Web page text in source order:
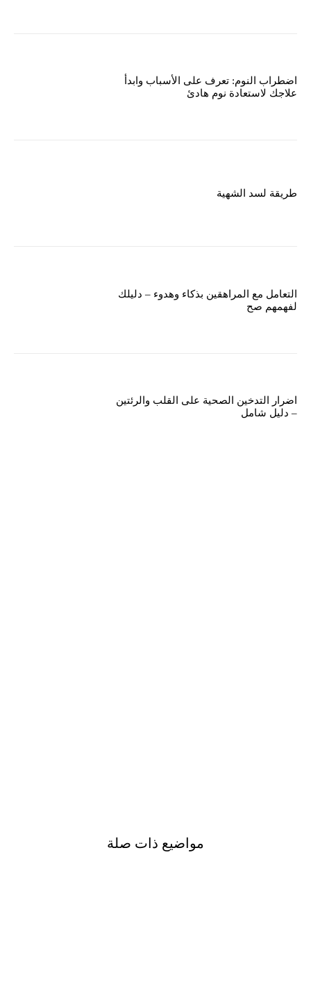
اضطراب النوم: تعرف على الأسباب وابدأ
علاجك لاستعادة نوم هادئ
طريقة لسد الشهية
التعامل مع المراهقين بذكاء وهدوء – دليلك
لفهمهم صح
اضرار التدخين الصحية على القلب والرئتين
– دليل شامل
مواضيع ذات صلة